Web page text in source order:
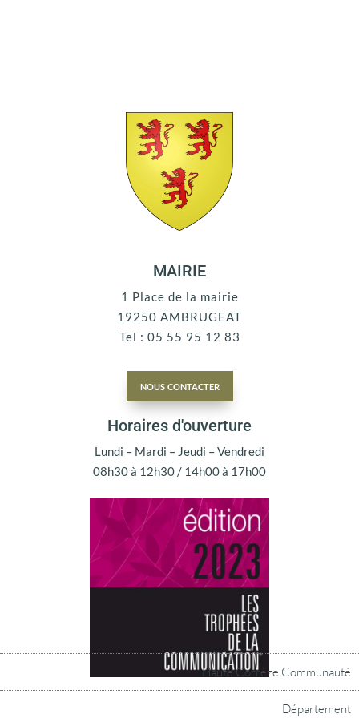
MAIRIE
1 Place de la mairie
19250 AMBRUGEAT
Tel : 05 55 95 12 83
nous contacter
Horaires d'ouverture
Lundi – Mardi – Jeudi – Vendredi
08h30 à 12h30 / 14h00 à 17h00
Haute Corrèze Communauté
Département